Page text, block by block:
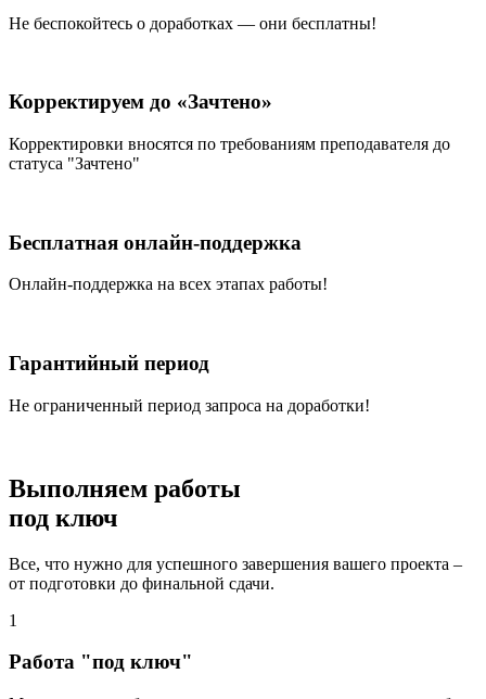
Не беспокойтесь о доработках — они бесплатны!
Корректируем до «Зачтено»
Корректировки вносятся по требованиям преподавателя до
статуса "Зачтено"
Бесплатная онлайн-поддержка
Онлайн-поддержка на всех этапах работы!
Гарантийный период
Не ограниченный период запроса на доработки!
Выполняем работы
под ключ
Все, что нужно для успешного завершения вашего проекта –
от подготовки до финальной сдачи.
1
Работа "под ключ"